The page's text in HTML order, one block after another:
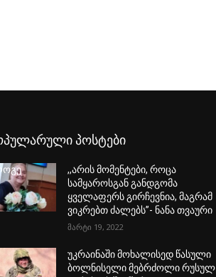
პოსტები
,,არის მომენტები, როცა
სამყაროსგან განდგომა
ყველაფერს გირჩევნია, მაგრამ
ვიკრებთ ძალებს”- ნანა თვაური
მარტი 19, 2022
უკრაინაში მოხალისედ წასული
ბოლნისელი მებრძოლი რუსულ